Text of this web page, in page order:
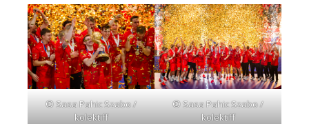
© Sasa Pahic Szabo /
kolektiff
© Sasa Pahic Szabo /
kolektiff